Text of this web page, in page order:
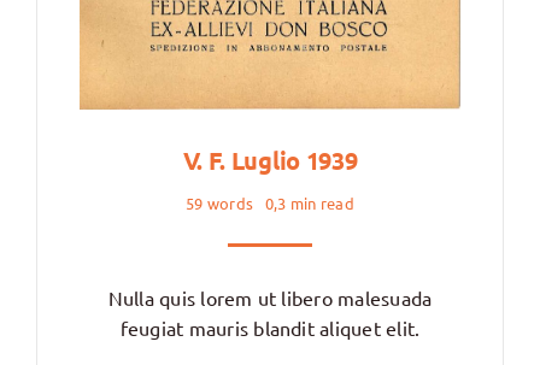
V. F. Luglio 1939
59 words 0,3 min read
Nulla quis lorem ut libero malesuada
feugiat mauris blandit aliquet elit.